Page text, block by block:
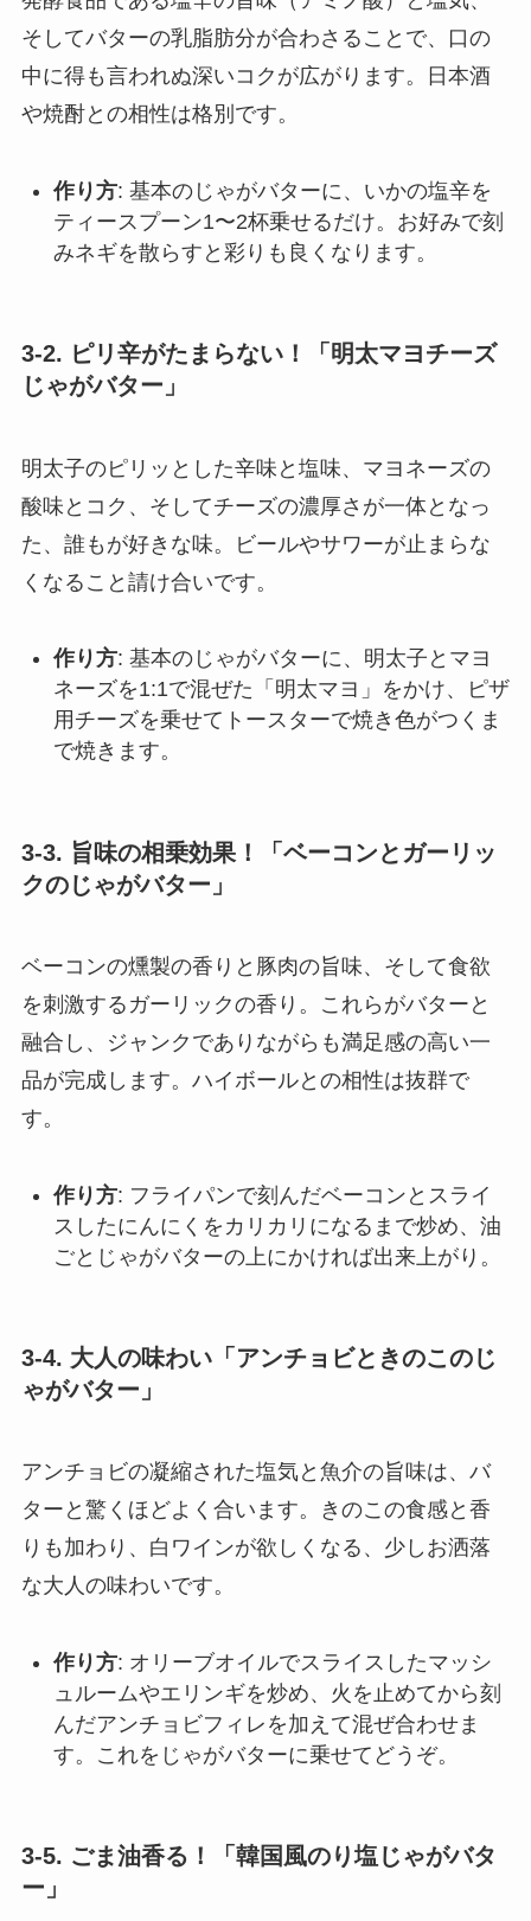
そしてバターの乳脂肪分が合わさることで、口の
中に得も言われぬ深いコクが広がります。日本酒
や焼酎との相性は格別です。
作り方: 基本のじゃがバターに、いかの塩辛を
ティースプーン1〜2杯乗せるだけ。お好みで刻
みネギを散らすと彩りも良くなります。
3-2. ピリ辛がたまらない！「明太マヨチーズ
じゃがバター」
明太子のピリッとした辛味と塩味、マヨネーズの
酸味とコク、そしてチーズの濃厚さが一体となっ
た、誰もが好きな味。ビールやサワーが止まらな
くなること請け合いです。
作り方: 基本のじゃがバターに、明太子とマヨ
ネーズを1:1で混ぜた「明太マヨ」をかけ、ピザ
用チーズを乗せてトースターで焼き色がつくま
で焼きます。
3-3. 旨味の相乗効果！「ベーコンとガーリッ
クのじゃがバター」
ベーコンの燻製の香りと豚肉の旨味、そして食欲
を刺激するガーリックの香り。これらがバターと
融合し、ジャンクでありながらも満足感の高い一
品が完成します。ハイボールとの相性は抜群で
す。
作り方: フライパンで刻んだベーコンとスライ
スしたにんにくをカリカリになるまで炒め、油
ごとじゃがバターの上にかければ出来上がり。
3-4. 大人の味わい「アンチョビときのこのじ
ゃがバター」
アンチョビの凝縮された塩気と魚介の旨味は、バ
ターと驚くほどよく合います。きのこの食感と香
りも加わり、白ワインが欲しくなる、少しお洒落
な大人の味わいです。
作り方: オリーブオイルでスライスしたマッシ
ュルームやエリンギを炒め、火を止めてから刻
んだアンチョビフィレを加えて混ぜ合わせま
す。これをじゃがバターに乗せてどうぞ。
3-5. ごま油香る！「韓国風のり塩じゃがバタ
ー」